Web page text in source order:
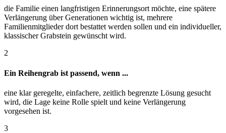
die Familie einen langfristigen Erinnerungsort möchte, eine spätere
Verlängerung über Generationen wichtig ist, mehrere
Familienmitglieder dort bestattet werden sollen und ein individueller,
klassischer Grabstein gewünscht wird.
2
Ein Reihengrab ist passend, wenn ...
eine klar geregelte, einfachere, zeitlich begrenzte Lösung gesucht
wird, die Lage keine Rolle spielt und keine Verlängerung
vorgesehen ist.
3